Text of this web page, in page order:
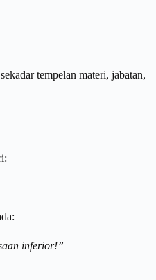
tempelan materi, jabatan,
inferior!”